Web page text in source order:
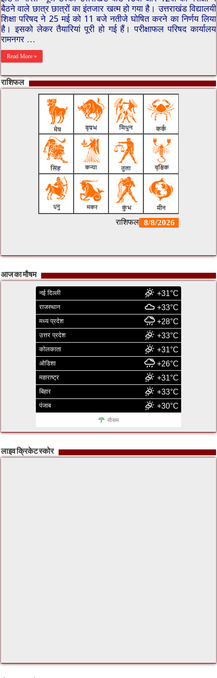
बैठने वाले छात्र छात्रों का इंतजार खत्म हो गया है। उत्तराखंड विद्यालयी
शिक्षा परिषद ने 25 मई को 11 बजे नतीजे घोषित करने का निर्णय लिया
है। इसको लेकर तैयारियां पूरी हो गई हैं। परीक्षाफल परिषद कार्यालय
रामनगर …
Read More »
राशिफल
आज का मौषम
नई दिल्ली +31°C
राजस्थान +33°C
मध्य प्रदेश +28°C
उत्तर प्रदेश +33°C
कोलकाता +31°C
ओडिशा +26°C
महाराष्ट्र +31°C
बिहार +33°C
पंजाब +30°C
मौसम
लाइव क्रिकेट स्कोर